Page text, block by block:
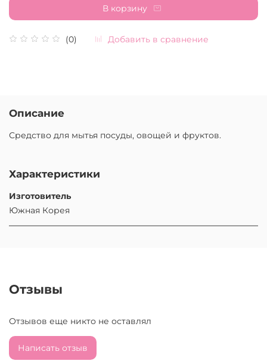
(0) Добавить в сравнение
В корзину
Описание
Средство для мытья посуды, овощей и фруктов.
Характеристики
Изготовитель
Южная Корея
Отзывы
Отзывов еще никто не оставлял
Написать отзыв